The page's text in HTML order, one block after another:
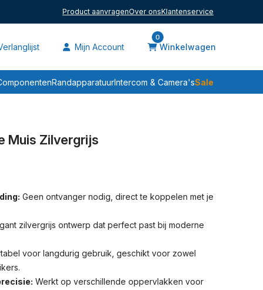
Product aanvragenOver onsKlantenservice
Mijn Account
0
Winkelwagen
RandapparatuurIntercom & Camera'sSale
Muis Zilvergrijs
Geen ontvanger nodig, direct te koppelen met je
zilvergrijs ontwerp dat perfect past bij moderne
voor langdurig gebruik, geschikt voor zowel
Werkt op verschillende oppervlakken voor